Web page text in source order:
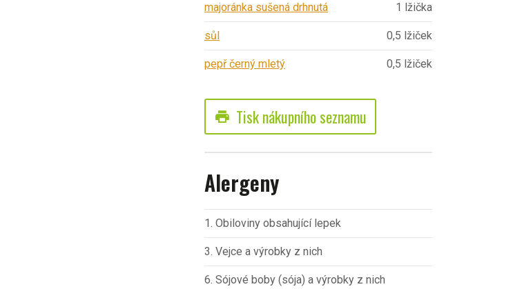
majoránka sušená drhnutá 1 lžička
sůl 0,5 lžiček
pepř černý mletý 0,5 lžiček
print Tisk nákupního seznamu
Alergeny
1. Obiloviny obsahující lepek
3. Vejce a výrobky z nich
6. Sójové boby (sója) a výrobky z nich